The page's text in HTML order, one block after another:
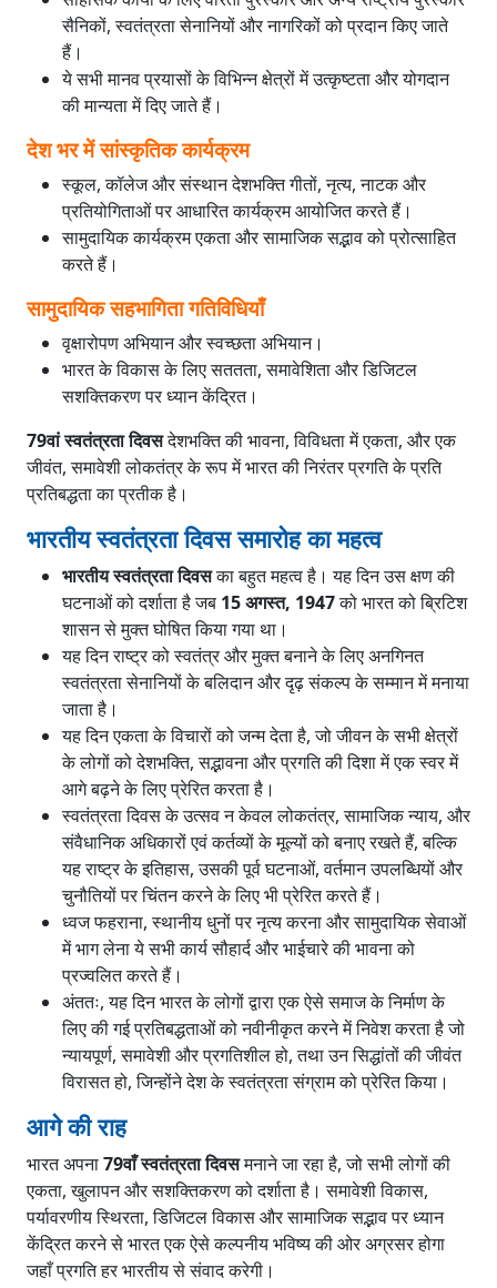
सैनिकों, स्वतंत्रता सेनानियों और नागरिकों को प्रदान किए जाते
हैं।
ये सभी मानव प्रयासों के विभिन्न क्षेत्रों में उत्कृष्टता और योगदान
की मान्यता में दिए जाते हैं।
देश भर में सांस्कृतिक कार्यक्रम
स्कूल, कॉलेज और संस्थान देशभक्ति गीतों, नृत्य, नाटक और
प्रतियोगिताओं पर आधारित कार्यक्रम आयोजित करते हैं।
सामुदायिक कार्यक्रम एकता और सामाजिक सद्भाव को प्रोत्साहित
करते हैं।
सामुदायिक सहभागिता गतिविधियाँ
वृक्षारोपण अभियान और स्वच्छता अभियान।
भारत के विकास के लिए सततता, समावेशिता और डिजिटल
सशक्तिकरण पर ध्यान केंद्रित।
79वां स्वतंत्रता दिवसदेशभक्ति की भावना, विविधता में एकता, और एक
जीवंत, समावेशी लोकतंत्र के रूप में भारत की निरंतर प्रगति के प्रति
प्रतिबद्धता का प्रतीक है।
भारतीय स्वतंत्रता दिवस समारोह का महत्व
भारतीय स्वतंत्रता दिवसका बहुत महत्व है। यह दिन उस क्षण की
घटनाओं को दर्शाता है जब 15 अगस्त, 1947को भारत को ब्रिटिश
शासन से मुक्त घोषित किया गया था।
यह दिन राष्ट्र को स्वतंत्र और मुक्त बनाने के लिए अनगिनत
स्वतंत्रता सेनानियों के बलिदान और दृढ़ संकल्प के सम्मान में मनाया
जाता है।
यह दिन एकता के विचारों को जन्म देता है, जो जीवन के सभी क्षेत्रों
के लोगों को देशभक्ति, सद्भावना और प्रगति की दिशा में एक स्वर में
आगे बढ़ने के लिए प्रेरित करता है।
स्वतंत्रता दिवस के उत्सव न केवल लोकतंत्र, सामाजिक न्याय, और
संवैधानिक अधिकारों एवं कर्तव्यों के मूल्यों को बनाए रखते हैं, बल्कि
यह राष्ट्र के इतिहास, उसकी पूर्व घटनाओं, वर्तमान उपलब्धियों और
चुनौतियों पर चिंतन करने के लिए भी प्रेरित करते हैं।
ध्वज फहराना, स्थानीय धुनों पर नृत्य करना और सामुदायिक सेवाओं
में भाग लेना ये सभी कार्य सौहार्द और भाईचारे की भावना को
प्रज्वलित करते हैं।
अंततः, यह दिन भारत के लोगों द्वारा एक ऐसे समाज के निर्माण के
लिए की गई प्रतिबद्धताओं को नवीनीकृत करने में निवेश करता है जो
न्यायपूर्ण, समावेशी और प्रगतिशील हो, तथा उन सिद्धांतों की जीवंत
विरासत हो, जिन्होंने देश के स्वतंत्रता संग्राम को प्रेरित किया।
आगे की राह
भारत अपना79वाँ स्वतंत्रता दिवसमनाने जा रहा है, जो सभी लोगों की
एकता, खुलापन और सशक्तिकरण को दर्शाता है। समावेशी विकास,
पर्यावरणीय स्थिरता, डिजिटल विकास और सामाजिक सद्भाव पर ध्यान
केंद्रित करने से भारत एक ऐसे कल्पनीय भविष्य की ओर अग्रसर होगा
जहाँ प्रगति हर भारतीय से संवाद करेगी।